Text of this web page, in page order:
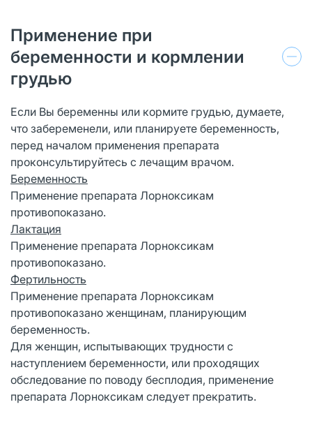
Применение при
беременности и кормлении
грудью
Если Вы беременны или кормите грудью, думаете,
что забеременели, или планируете беременность,
перед началом применения препарата
проконсультируйтесь с лечащим врачом.
Беременность
Применение препарата Лорноксикам
противопоказано.
Лактация
Применение препарата Лорноксикам
противопоказано.
Фертильность
Применение препарата Лорноксикам
противопоказано женщинам, планирующим
беременность.
Для женщин, испытывающих трудности с
наступлением беременности, или проходящих
обследование по поводу бесплодия, применение
препарата Лорноксикам следует прекратить.